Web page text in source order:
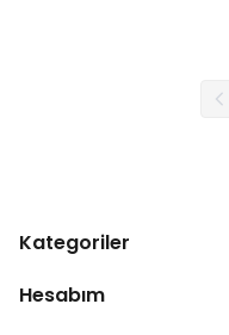
Kategoriler
Hesabım